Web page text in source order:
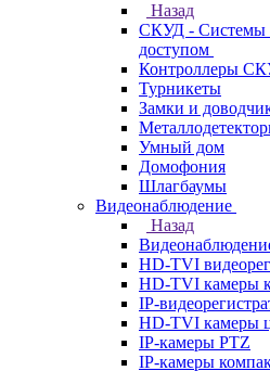
Назад
СКУД - Системы
доступом
Контроллеры
Турникеты
Замки и
Умный дом
Домофония
Шлагбаумы
Видеонаблюдение
Назад
HD-TVI
HD-TVI камеры
IP-
HD-TVI камеры
IP-камеры PTZ
IP-камеры